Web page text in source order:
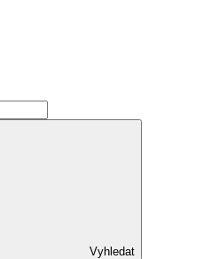
Vyhledat